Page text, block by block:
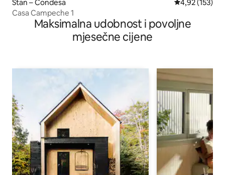
Stan – Condesa Prosječna
4,92 (153)
Casa Campeche 1
Maksimalna udobnost i povoljne
mjesečne cijene